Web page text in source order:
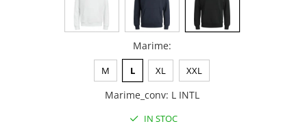
Marime:
M L XL XXL
Marime_conv: L INTL
IN STOC